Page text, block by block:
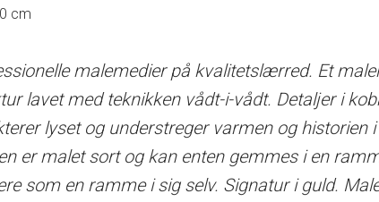
kvalitetslærred. Detaljer i guld og
Kanten er malet sort og kan
fungere som en ramme i sig
er lakeret som beskyttelse mod
Professionelle malemedier på
struktur lavet med
teknikken vådt-i-vådt. Detaljer i
understreger varmen i
enten gemmes i en ramme
cm
malemedier på kvalitetslærred. Et
lavet med teknikken vådt-i-vådt. Detaljer i
lyset og understreger varmen og historien
er malet sort og kan enten gemmes i en
som en ramme i sig selv. Signatur i guld.